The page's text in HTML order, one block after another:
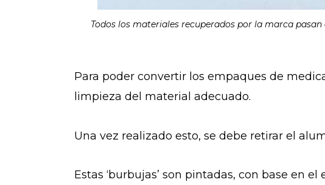
Todos los materiales recuperados por la marca
Para poder convertir los empaques de
limpieza del material adecuado.
Una vez realizado esto, se debe retirar el
Estas ‘burbujas’ son pintadas, con base en el